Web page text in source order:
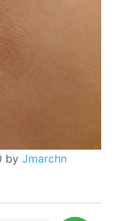
by Jmarchn